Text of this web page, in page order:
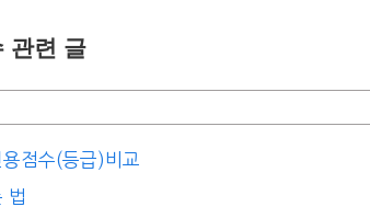
관련 글
점수(등급)비교
법